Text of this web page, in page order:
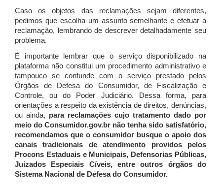
Caso os objetos das reclamações sejam diferentes,
pedimos que escolha um assunto semelhante e efetuar a
reclamação, lembrando de descrever detalhadamente seu
problema.
É importante lembrar que o serviço disponibilizado na
plataforma não constitui um procedimento administrativo e
tampouco se confunde com o serviço prestado pelos
Órgãos de Defesa do Consumidor, de Fiscalização e
Controle, ou do Poder Judiciário. Dessa forma, para
orientações a respeito da existência de direitos, denúncias,
ou ainda, para reclamações cujo tratamento dado por
meio do Consumidor.gov.br não tenha sido satisfatório,
recomendamos que o consumidor busque o apoio dos
canais tradicionais de atendimento providos pelos
Procons Estaduais e Municipais, Defensorias Públicas,
Juizados Especiais Cíveis, entre outros órgãos do
Sistema Nacional de Defesa do Consumidor.